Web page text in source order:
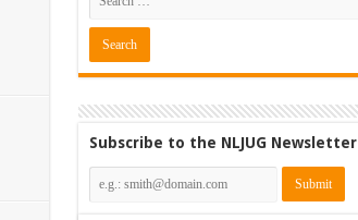
Subscribe to the NLJUG Newsletter